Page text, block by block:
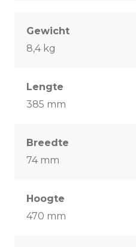
Gewicht
8,4 kg
Lengte
385 mm
Breedte
74 mm
Hoogte
470 mm